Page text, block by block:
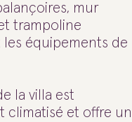
mur
trampoline
équipements de
la villa est
climatisé et offre un